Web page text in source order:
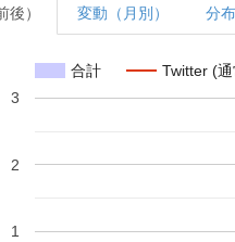
） 変動（月別） 分布
合計 Twitter (
1
2
3